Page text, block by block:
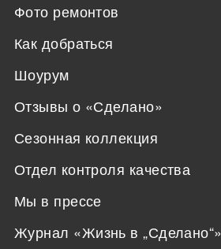
Фото ремонтов
Как добраться
Шоурум
Отзывы о «Сделано»
Сезонная коллекция
Отдел контроля качества
Мы в прессе
Журнал «Жизнь в „Сделано“»